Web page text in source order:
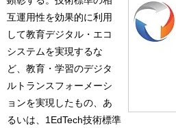
互運用性を効果的に利用
して教育デジタル・エコ
システムを実現するな
ど、教育・学習のデジタ
ルトランスフォーメーシ
ョンを実現したもの、あ
るいは、1EdTech技術標準